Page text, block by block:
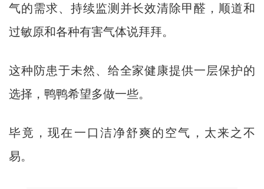
气的需求、持续监测并长效清除甲醛，顺道和
过敏原和各种有害气体说拜拜。
这种防患于未然、给全家健康提供一层保护的
选择，鸭鸭希望多做一些。
毕竟，现在一口洁净舒爽的空气，太来之不
易。